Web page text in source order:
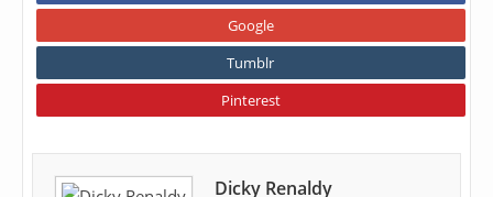
Google
Tumblr
Pinterest
Dicky Renaldy